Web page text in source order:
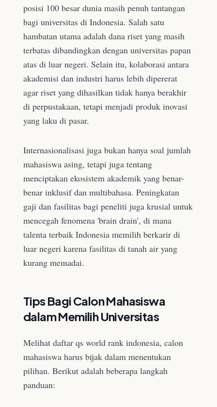
posisi 100 besar dunia masih penuh tantangan
bagi universitas di Indonesia. Salah satu
hambatan utama adalah dana riset yang masih
terbatas dibandingkan dengan universitas papan
atas di luar negeri. Selain itu, kolaborasi antara
akademisi dan industri harus lebih dipererat
agar riset yang dihasilkan tidak hanya berakhir
di perpustakaan, tetapi menjadi produk inovasi
yang laku di pasar.
Internasionalisasi juga bukan hanya soal jumlah
mahasiswa asing, tetapi juga tentang
menciptakan ekosistem akademik yang benar-
benar inklusif dan multibahasa. Peningkatan
gaji dan fasilitas bagi peneliti juga krusial untuk
mencegah fenomena 'brain drain', di mana
talenta terbaik Indonesia memilih berkarir di
luar negeri karena fasilitas di tanah air yang
kurang memadai.
Tips Bagi Calon Mahasiswa
dalam Memilih Universitas
Melihat daftar qs world rank indonesia, calon
mahasiswa harus bijak dalam menentukan
pilihan. Berikut adalah beberapa langkah
panduan: